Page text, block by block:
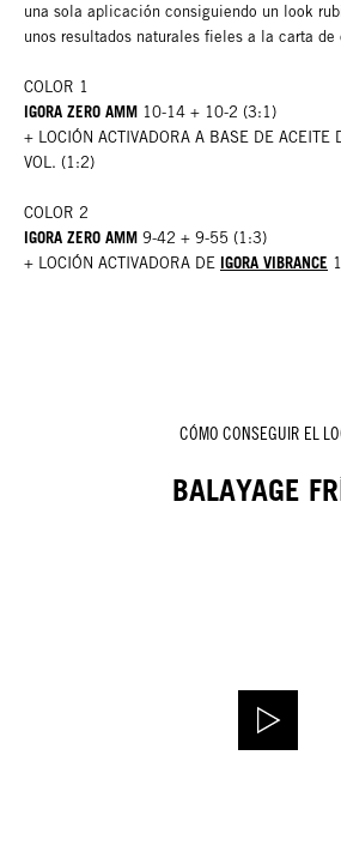
una sola aplicación consiguiendo un look
unos resultados naturales fieles a la carta de
COLOR 1
IGORA ZERO AMM 10-14 + 10-2 (3:1)
+ LOCIÓN ACTIVADORA A BASE DE ACEITE
VOL. (1:2)
COLOR 2
IGORA ZERO AMM 9-42 + 9-55 (1:3)
+ LOCIÓN ACTIVADORA DE IGORA VIBRANCE
CÓMO CONSEGUIR EL
BALAYAGE